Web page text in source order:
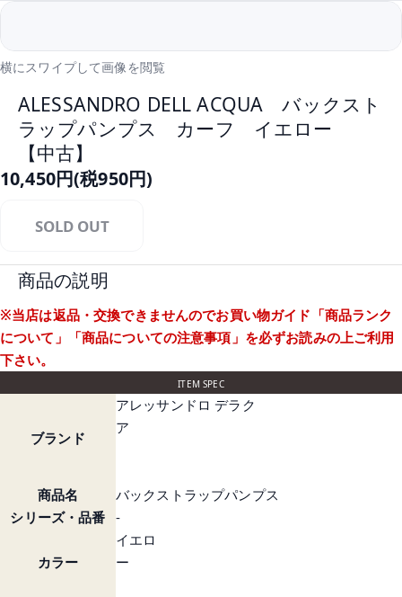
横にスワイプして画像を閲覧
ALESSANDRO DELL ACQUA バックスト
ラップパンプス カーフ イエロー
【中古】
10,450円(税950円)
SOLD OUT
商品の説明
※当店は返品・交換できませんのでお買い物ガイド 「商品ランク
について」
「商品についての注意事項」 を必ずお読みの上ご利用
下さい。
ITEM SPEC
ブランド
アレッサンドロ デラク
ア
商品名
バックストラップパンプス
シリーズ・品番 -
カラー
イエロ
ー